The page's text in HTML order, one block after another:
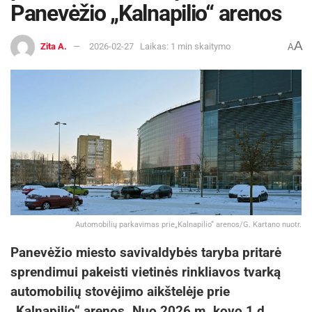
Panevėžio „Kalnapilio“ arenos
Zita A. 2026-02-27 Laikas: 1 min skaitymo AA
Automobilių parkavimas prie„Kalnapilio“ arenos/G. Kartano nuotr.
Panevėžio miesto savivaldybės taryba pritarė
sprendimui pakeisti vietinės rinkliavos tvarką
automobilių stovėjimo aikštelėje prie